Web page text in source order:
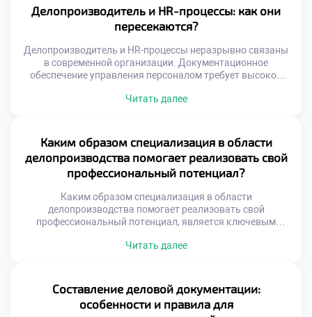
экспертиза определяет успех автоматизации в любой
организации. Цифровизация требует глубокого
понимания специфики документооборота и бизнес-задач.
Простая покупка программного обеспечения […]
Делопроизводитель и HR-процессы: как они
пересекаются?
Делопроизводитель и HR-процессы неразрывно связаны
в современной организации. Документационное
обеспечение управления персоналом требует высокой
последствиям. Специалист по документам становится
Пересечение функций происходит на уровне
нормативного регулирования. Трудовое
законодательство диктует строгие правила оформления
бумаг. Делопроизводитель обеспечивает юридическую
Читать далее
Каким образом специализация в области
делопроизводства помогает реализовать свой
профессиональный потенциал?
Каким образом специализация в области
делопроизводства помогает реализовать свой
профессиональный потенциал, является ключевым
фокусировка позволяет достичь мастерства быстрее, чем
специалиста. Работодатели ценят конкретные
компетенции выше размытых общих знаний. Реализация
потенциала начинается с четкого понимания своей ниши.
Читать далее
Составление деловой документации:
особенности и правила для